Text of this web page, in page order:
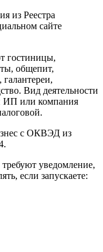
из Реестра
сайте
гостиницы,
общепит,
Вид деятельности
ИП или компания
с ОКВЭД из
уведомление,
если запускаете: